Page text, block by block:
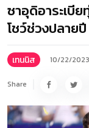
ซาอุดิอาระเบี
โชว์ช่วงปลายปี
เทนนิส 10/22/2023
Share